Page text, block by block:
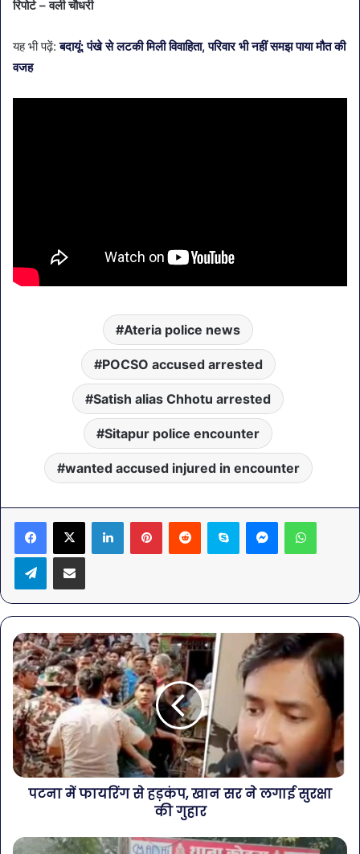
रिपोर्ट – वली चौधरी
यह भी पढ़ें:बदायूं: पंखे से लटकी मिली विवाहिता, परिवार भी नहीं समझ पाया मौत की
वजह
Ateria police news
POCSO accused arrested
Satish alias Chhotu arrested
Sitapur police encounter
wanted accused injured in encounter
LinkedInPinterestReddit Skype Messenger
TelegramShare via Email
पटना में फायरिंग से हड़कंप, खान सर ने लगाई सुरक्षा
की गुहार